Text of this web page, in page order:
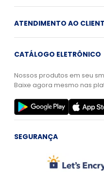
ATENDIMENTO AO
CATÁLOGO ELETRÔNICO
Nossos produtos em seu
Baixe agora mesmo nas
SEGURANÇA